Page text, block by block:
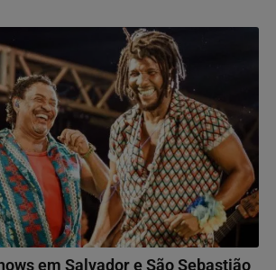
em Salvador e São Sebastião